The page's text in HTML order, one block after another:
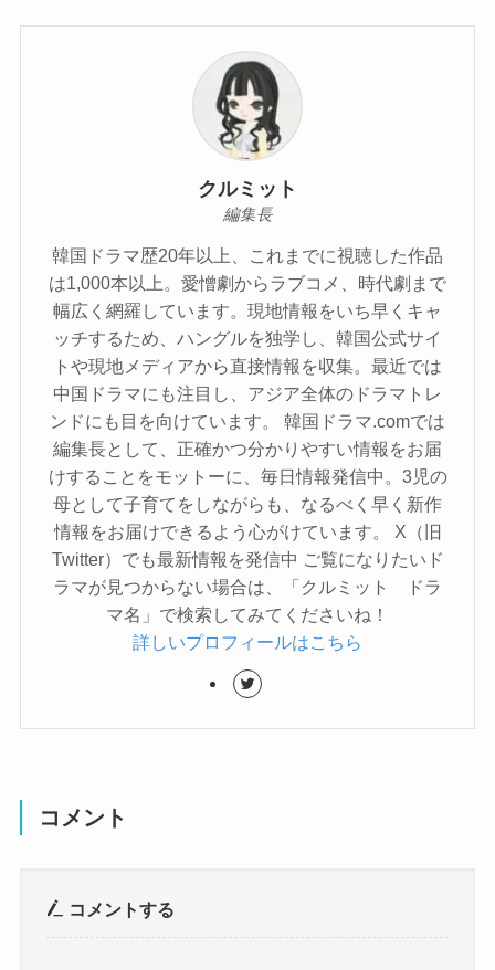
クルミット
編集長
韓国ドラマ歴20年以上、これまでに視聴した作品
は1,000本以上。愛憎劇からラブコメ、時代劇まで
幅広く網羅しています。現地情報をいち早くキャ
ッチするため、ハングルを独学し、韓国公式サイ
トや現地メディアから直接情報を収集。最近では
中国ドラマにも注目し、アジア全体のドラマトレ
ンドにも目を向けています。 韓国ドラマ.comでは
編集長として、正確かつ分かりやすい情報をお届
けすることをモットーに、毎日情報発信中。3児の
母として子育てをしながらも、なるべく早く新作
情報をお届けできるよう心がけています。 X（旧
Twitter）でも最新情報を発信中 ご覧になりたいド
ラマが見つからない場合は、「クルミット ドラ
マ名」で検索してみてくださいね！
詳しいプロフィールはこちら
コメント
コメントする